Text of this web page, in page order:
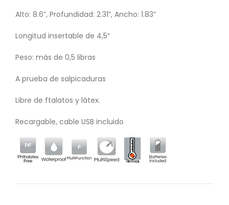
Alto: 8.6”, Profundidad: 2.31”, Ancho: 1.83”
Longitud insertable de 4,5″
Peso: más de 0,5 libras
A prueba de salpicaduras
Libre de ftalatos y látex.
Recargable, cable USB incluido